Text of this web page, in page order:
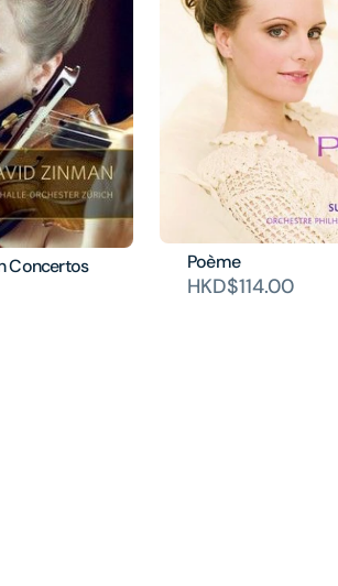
Concertos Poème
HKD$114.00